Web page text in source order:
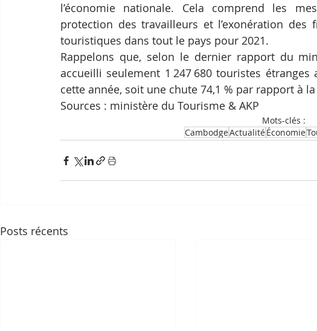
l’économie nationale. Cela comprend les
protection des travailleurs et l’exonération des
touristiques dans tout le pays pour 2021.
Rappelons que, selon le dernier rapport du
accueilli seulement 1 247 680 touristes
cette année, soit une chute 74,1 % par rapport à
Sources : ministère du Tourisme & AKP
Mots-clés :
CambodgeActualitéÉconomie
Posts récents